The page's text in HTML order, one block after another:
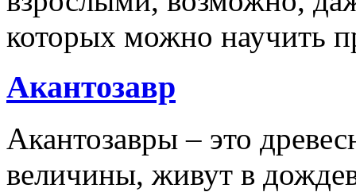
которых можно научить
Акантозавр
Акантозавры – это
величины, живут в